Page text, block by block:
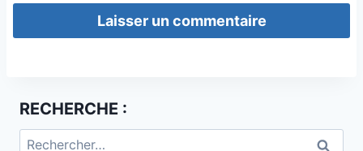
RECHERCHE :
Rechercher :